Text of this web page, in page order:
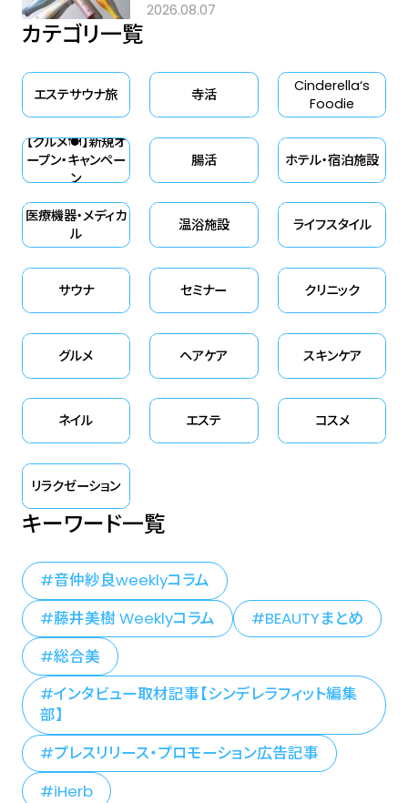
2026.08.07
カテゴリ一覧
エステサウナ旅 寺活
Cinderella‘s
Foodie
【グルメ🍽】新規オ
ープン・キャンペー
ン
腸活 ホテル・宿泊施設
医療機器・メディカ
ル
温浴施設 ライフスタイル
サウナ セミナー クリニック
グルメ ヘアケア スキンケア
ネイル エステ コスメ
リラクゼーション
キーワード一覧
音仲紗良weeklyコラム
藤井美樹 Weeklyコラム
BEAUTYまとめ
総合美
インタビュー取材記事【シンデレラフィット編集
部】
プレスリリース・プロモーション広告記事
iHerb